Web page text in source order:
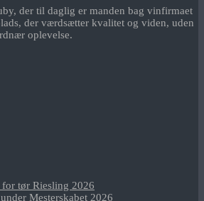
der til daglig er manden bag vinfirmaet
der værdsætter kvalitet og viden, uden
oplevelse.
tør Riesling 2026
Mesterskabet 2026